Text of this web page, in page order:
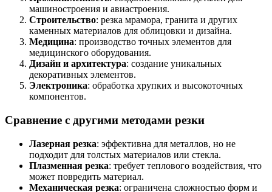
машиностроения и авиастроения.
Строительство: резка мрамора, гранита и других
каменных материалов для облицовки и дизайна.
Медицина: производство точных элементов для
медицинского оборудования.
Дизайн и архитектура: создание уникальных
декоративных элементов.
Электроника: обработка хрупких и высокоточных
компонентов.
Сравнение с другими методами резки
Лазерная резка: эффективна для металлов, но не
подходит для толстых материалов или стекла.
Плазменная резка: требует теплового воздействия, что
может повредить материал.
Механическая резка: ограничена сложностью форм и